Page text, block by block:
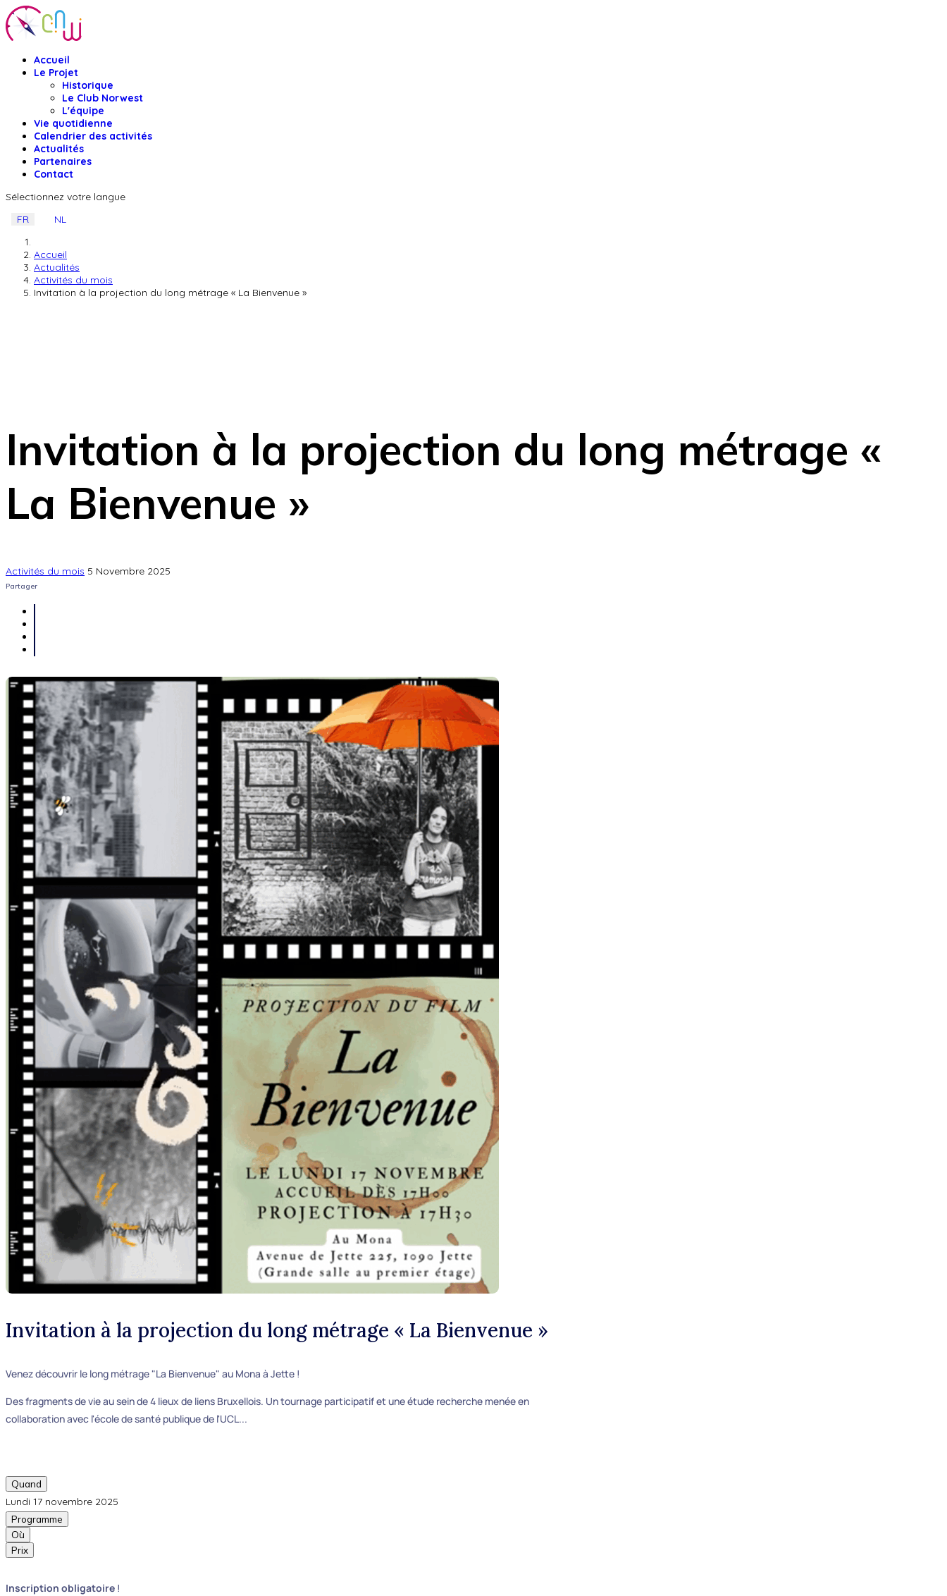
Accueil
Le Projet
Historique
Le Club Norwest
L'équipe
Vie quotidienne
Calendrier des activités
Actualités
Partenaires
Contact
Sélectionnez votre langue
FR
NL
Accueil
Actualités
Activités du mois
Invitation à la projection du long métrage « La Bienvenue »
Invitation à la projection du long métrage «
La Bienvenue »
Activités du mois 5 Novembre 2025
Partager
Invitation à la projection du long métrage « La Bienvenue »
Venez découvrir le long métrage "La Bienvenue" au Mona à Jette !
Des fragments de vie au sein de 4 lieux de liens Bruxellois. Un tournage participatif et une étude recherche menée en
collaboration avec l'école de santé publique de l'UCL...
Quand
Lundi 17 novembre 2025
Programme
Où
Prix
Inscription obligatoire !